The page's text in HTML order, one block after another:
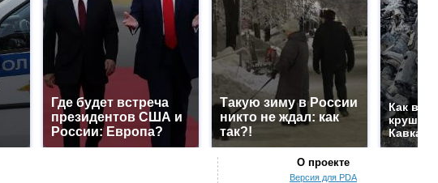
Где будет встреча
президентов США и
России: Европа?
Такую зиму в России
никто не ждал: как
так?!
Как
О проекте
Версия для PDA